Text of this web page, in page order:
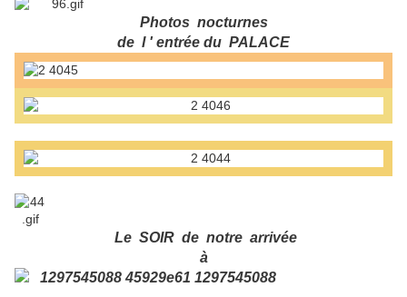
Photos nocturnes
de l ' entrée du PALACE
Le SOIR de notre arrivée
à